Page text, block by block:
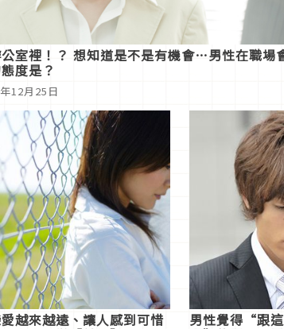
室裡！？ 想知道是不是有機會…男性在職場
度是？
12月25日
越來越遠、讓人感到可惜 男性覺得“跟